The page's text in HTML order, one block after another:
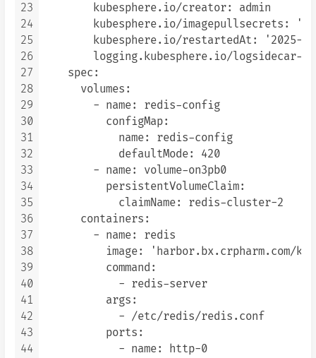
23
24
25
26
27
28
29
30
31
32
33
34
35
36
37
38
39
40
41
42
43
44
        kubesphere.io/creator: admin
kubesphere.io/imagepullsecrets:
kubesphere.io/restartedAt: '2025-
logging.kubesphere.io/logsidecar-
    spec:
      volumes:
        - name: redis-config
          configMap:
            name: redis-config
            defaultMode: 420
        - name: volume-on3pb0
          persistentVolumeClaim:
            claimName: redis-cluster-2
      containers:
        - name: redis
image: 'harbor.bx.crpharm.com/
          command:
            - redis-server
          args:
            - /etc/redis/redis.conf
          ports:
            - name: http-0